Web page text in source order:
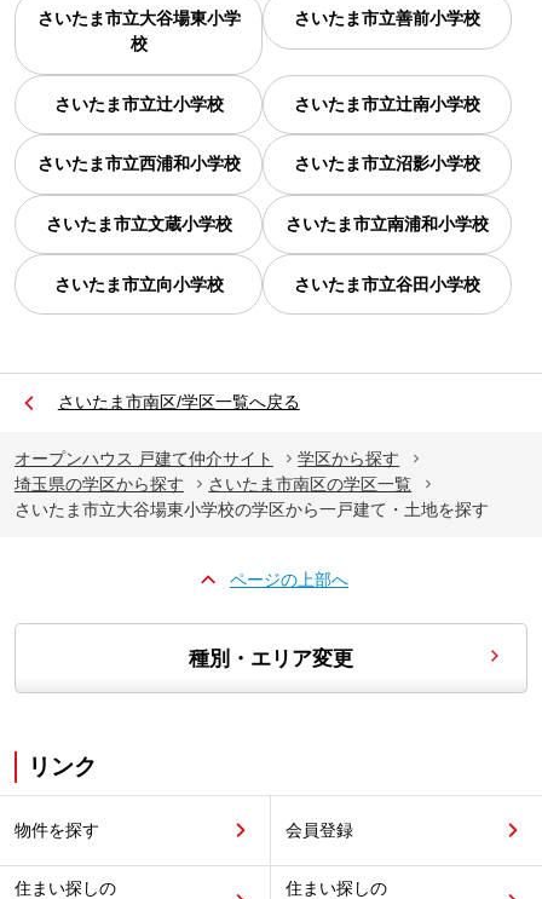
さいたま市立大谷場東小学
校
さいたま市立善前小学校
さいたま市立辻小学校 さいたま市立辻南小学校
さいたま市立西浦和小学校 さいたま市立沼影小学校
さいたま市立文蔵小学校 さいたま市立南浦和小学校
さいたま市立向小学校 さいたま市立谷田小学校
さいたま市南区/学区一覧へ戻る
オープンハウス 戸建て仲介サイト
学区から探す
埼玉県の学区から探す
さいたま市南区の学区一覧
さいたま市立大谷場東小学校の学区から一戸建て・土地を探す
ページの上部へ
種別・エリア変更
リンク
物件を探す 会員登録
住まい探しの
住まい探しの